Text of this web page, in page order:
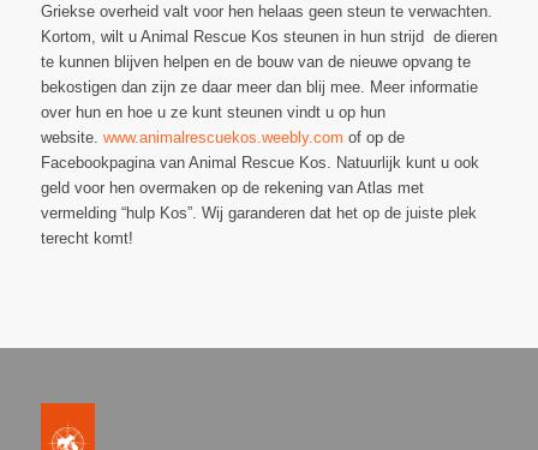
Griekse overheid valt voor hen helaas geen steun te verwachten.
Kortom, wilt u Animal Rescue Kos steunen in hun strijd de dieren
te kunnen blijven helpen en de bouw van de nieuwe opvang te
bekostigen dan zijn ze daar meer dan blij mee. Meer informatie
over hun en hoe u ze kunt steunen vindt u op hun
website. www.animalrescuekos.weebly.com of op de
Facebookpagina van Animal Rescue Kos. Natuurlijk kunt u ook
geld voor hen overmaken op de rekening van Atlas met
vermelding “hulp Kos”. Wij garanderen dat het op de juiste plek
terecht komt!